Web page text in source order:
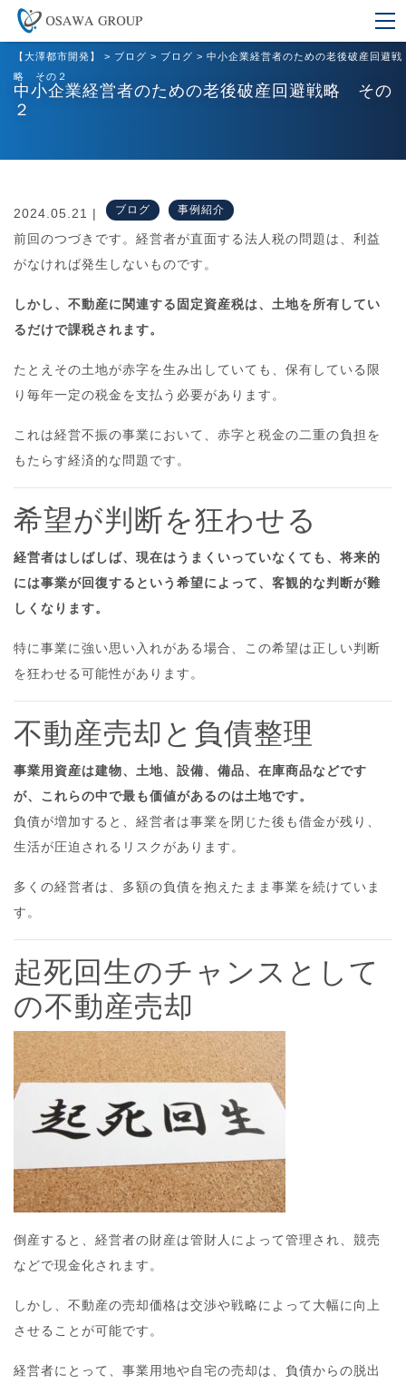
中小企業経営者のための老後破産回避戦略 その
２
【大澤都市開発】 > ブログ > ブログ > 中小企業経営者のための老後破産回避戦
略 その２
2024.05.21 | ブログ 事例紹介
前回のつづきです。経営者が直面する法人税の問題は、利益
がなければ発生しないものです。
しかし、不動産に関連する固定資産税は、土地を所有してい
るだけで課税されます。
たとえその土地が赤字を生み出していても、保有している限
り毎年一定の税金を支払う必要があります。
これは経営不振の事業において、赤字と税金の二重の負担を
もたらす経済的な問題です。
希望が判断を狂わせる
経営者はしばしば、現在はうまくいっていなくても、将来的
には事業が回復するという希望によって、客観的な判断が難
しくなります。
特に事業に強い思い入れがある場合、この希望は正しい判断
を狂わせる可能性があります。
不動産売却と負債整理
事業用資産は建物、土地、設備、備品、在庫商品などです
が、これらの中で最も価値があるのは土地です。
負債が増加すると、経営者は事業を閉じた後も借金が残り、
生活が圧迫されるリスクがあります。
多くの経営者は、多額の負債を抱えたまま事業を続けていま
す。
起死回生のチャンスとして
の不動産売却
倒産すると、経営者の財産は管財人によって管理され、競売
などで現金化されます。
しかし、不動産の売却価格は交渉や戦略によって大幅に向上
させることが可能です。
経営者にとって、事業用地や自宅の売却は、負債からの脱出